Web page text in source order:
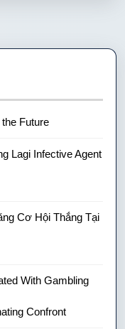
Future
Lagi Infective Agent
Cơ Hội Thắng Tại
With Gambling
Confront